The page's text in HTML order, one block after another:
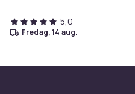
5,0
fredag, 14 aug.